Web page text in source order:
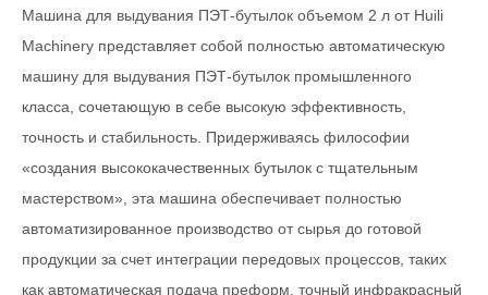
Машина для выдувания ПЭТ-бутылок объемом 2 л от Huili
Machinery представляет собой полностью автоматическую
машину для выдувания ПЭТ-бутылок промышленного
класса, сочетающую в себе высокую эффективность,
точность и стабильность. Придерживаясь философии
«создания высококачественных бутылок с тщательным
мастерством», эта машина обеспечивает полностью
автоматизированное производство от сырья до готовой
продукции за счет интеграции передовых процессов, таких
как автоматическая подача преформ, точный инфракрасный